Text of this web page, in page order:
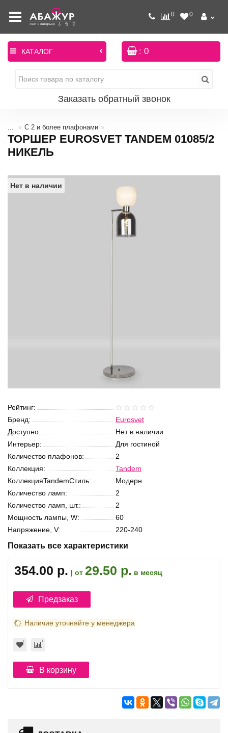
0 0
КАТАЛОГ : 0
Заказать обратный звонок
... С 2 и более плафонами
ТОРШЕР EUROSVET TANDEM 01085/2
НИКЕЛЬ
Нет в наличии
Рейтинг:
Бренд:
Eurosvet
Доступно:
Нет в наличии
Интерьер:
Для гостиной
Количество плафонов:
2
Коллекция:
Tandem
КоллекцияTandemСтиль:
Модерн
Количество ламп:
2
Количество ламп, шт.:
2
Мощность лампы, W:
60
Напряжение, V:
220-240
Показать все характеристики
354.00 р. | от 29.50 р. в месяц
Предзаказ
Наличие уточняйте у менеджера
В корзину